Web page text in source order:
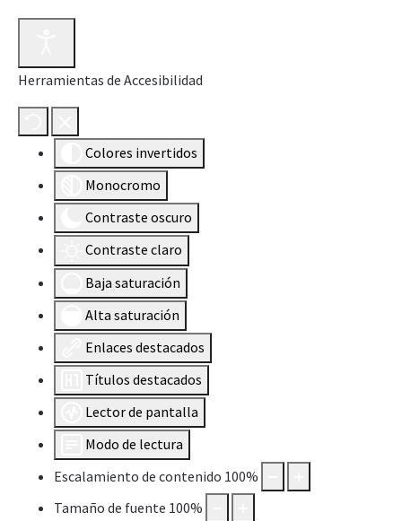
Herramientas de Accesibilidad
Colores invertidos
Monocromo
Contraste oscuro
Contraste claro
Baja saturación
Alta saturación
Enlaces destacados
Títulos destacados
Lector de pantalla
Modo de lectura
Escalamiento de contenido 100%
Tamaño de fuente 100%